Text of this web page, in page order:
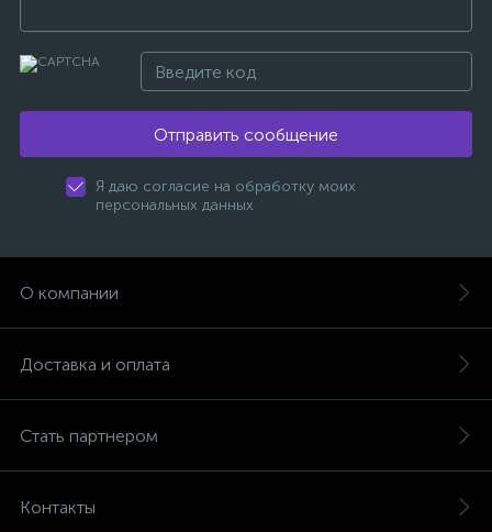
Отправить сообщение
Я даю согласие на обработку моих
персональных данных
О компании
Доставка и оплата
Стать партнером
Контакты